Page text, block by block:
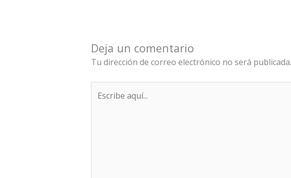
Deja un comentario
Tu dirección de correo electrónico no será publicada.